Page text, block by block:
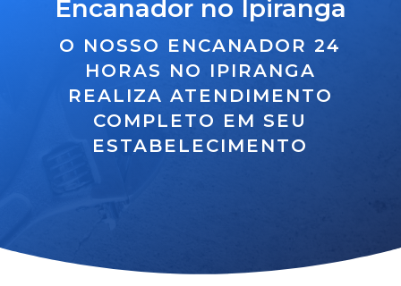
Encanador no Ipiranga
O NOSSO ENCANADOR 24
HORAS NO IPIRANGA
REALIZA ATENDIMENTO
COMPLETO EM SEU
ESTABELECIMENTO